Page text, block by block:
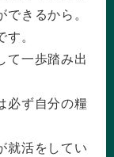
きるから。
。
て一歩踏み出
必ず自分の糧
就活をしてい